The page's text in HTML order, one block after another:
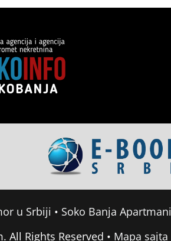
u Srbiji • Soko Banja Apartmani
All Rights Reserved • Mapa sajta